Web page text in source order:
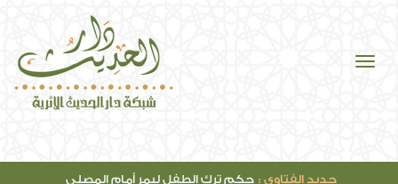
جديد الصوتيات : مقدمة مفتاح دار السعادة (42)